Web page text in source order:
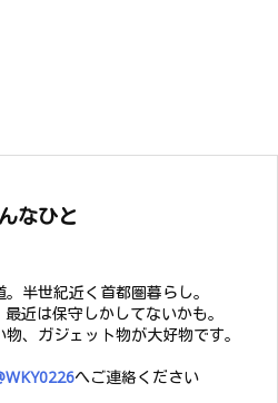
なひと
半世紀近く首都圏暮らし。
近は保守しかしてないかも。
、ガジェット物が大好物です。
へご連絡ください